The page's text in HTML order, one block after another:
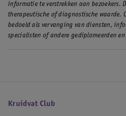
informatie te verstrekken aan bezoekers.
therapeutische of diagnostische waarde.
bedoeld als vervanging van diensten,
specialisten of andere gediplomeerden
Kruidvat Club